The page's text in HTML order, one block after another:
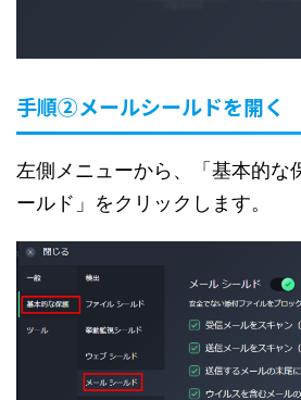
手順②メールシールドを開く
左側メニューから、「基本的
ールド」をクリックします。